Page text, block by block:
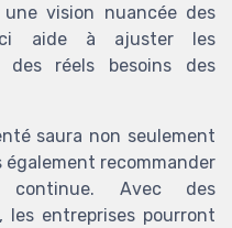
vision nuancée des
aide à ajuster les
réels besoins des
saura non seulement
recommander
continue. Avec des
les entreprises pourront